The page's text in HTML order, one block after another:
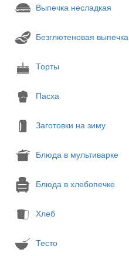
Выпечка несладкая
Безглютеновая выпечка
Торты
Пасха
Заготовки на зиму
Блюда в мультиварке
Блюда в хлебопечке
Хлеб
Тесто